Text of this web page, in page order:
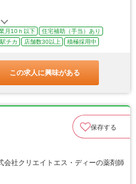
月10ｈ以下
住宅補助（手当）あり
駅チカ 店舗数30以上 積極採用中
この求人に興味がある
保存する
社クリエイトエス・ディーの薬剤師